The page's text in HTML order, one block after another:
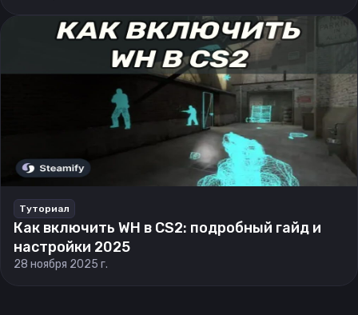
Туториал
Как включить WH в CS2: подробный гайд и
настройки 2025
28 ноября 2025 г.